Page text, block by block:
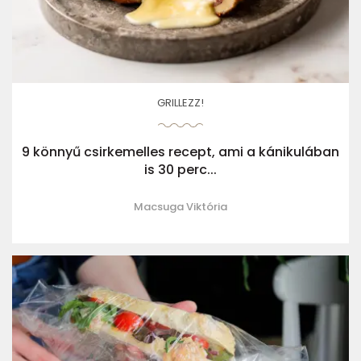
GRILLEZZ!
9 könnyű csirkemelles recept, ami a kánikulában
is 30 perc...
Macsuga Viktória